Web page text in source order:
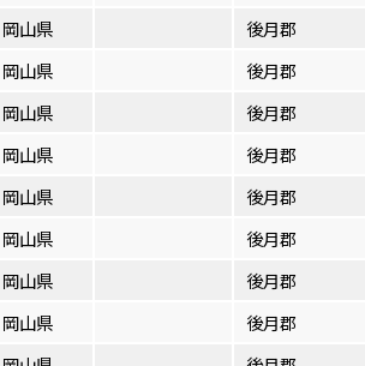
岡山県
後月郡
岡山県
後月郡
岡山県
後月郡
岡山県
後月郡
岡山県
後月郡
岡山県
後月郡
岡山県
後月郡
岡山県
後月郡